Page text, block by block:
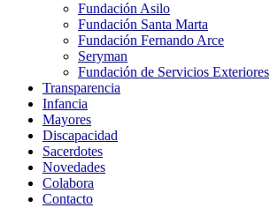
Fundación Asilo
Fundación Santa Marta
Fundación Fernando Arce
Seryman
Fundación de Servicios Exteriores
Transparencia
Infancia
Mayores
Discapacidad
Sacerdotes
Novedades
Colabora
Contacto